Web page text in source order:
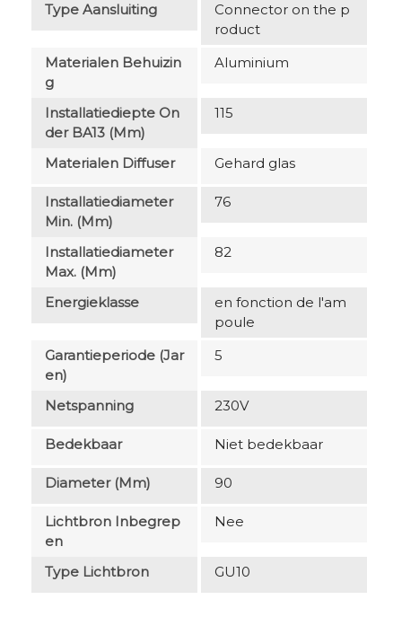
Type Aansluiting
Connector on the p
roduct
Materialen Behuizin
G
Aluminium
Installatiediepte On
Der BA13 (mm)
115
Materialen Diffuser Gehard glas
Installatiediameter
Min. (mm)
76
Installatiediameter
Max. (mm)
82
Energieklasse
en fonction de l'am
poule
Garantieperiode (jar
En)
5
Netspanning 230V
Bedekbaar Niet bedekbaar
Diameter (mm) 90
Lichtbron Inbegrep
En
Nee
Type Lichtbron GU10